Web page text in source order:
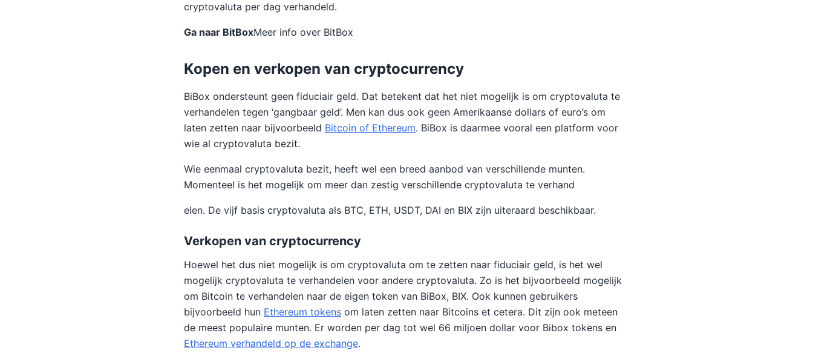
cryptovaluta per dag verhandeld.
Ga naar BitBoxMeer info over BitBox
Kopen en verkopen van cryptocurrency
BiBox ondersteunt geen fiduciair geld. Dat betekent dat het niet mogelijk is om cryptovaluta te
verhandelen tegen ‘gangbaar geld’. Men kan dus ook geen Amerikaanse dollars of euro’s om
laten zetten naar bijvoorbeeld Bitcoin of Ethereum. BiBox is daarmee vooral een platform voor
wie al cryptovaluta bezit.
Wie eenmaal cryptovaluta bezit, heeft wel een breed aanbod van verschillende munten.
Momenteel is het mogelijk om meer dan zestig verschillende cryptovaluta te verhand
elen. De vijf basis cryptovaluta als BTC, ETH, USDT, DAI en BIX zijn uiteraard beschikbaar.
Verkopen van cryptocurrency
Hoewel het dus niet mogelijk is om cryptovaluta om te zetten naar fiduciair geld, is het wel
mogelijk cryptovaluta te verhandelen voor andere cryptovaluta. Zo is het bijvoorbeeld mogelijk
om Bitcoin te verhandelen naar de eigen token van BiBox, BIX. Ook kunnen gebruikers
bijvoorbeeld hun Ethereum tokens om laten zetten naar Bitcoins et cetera. Dit zijn ook meteen
de meest populaire munten. Er worden per dag tot wel 66 miljoen dollar voor Bibox tokens en
Ethereum verhandeld op de exchange.